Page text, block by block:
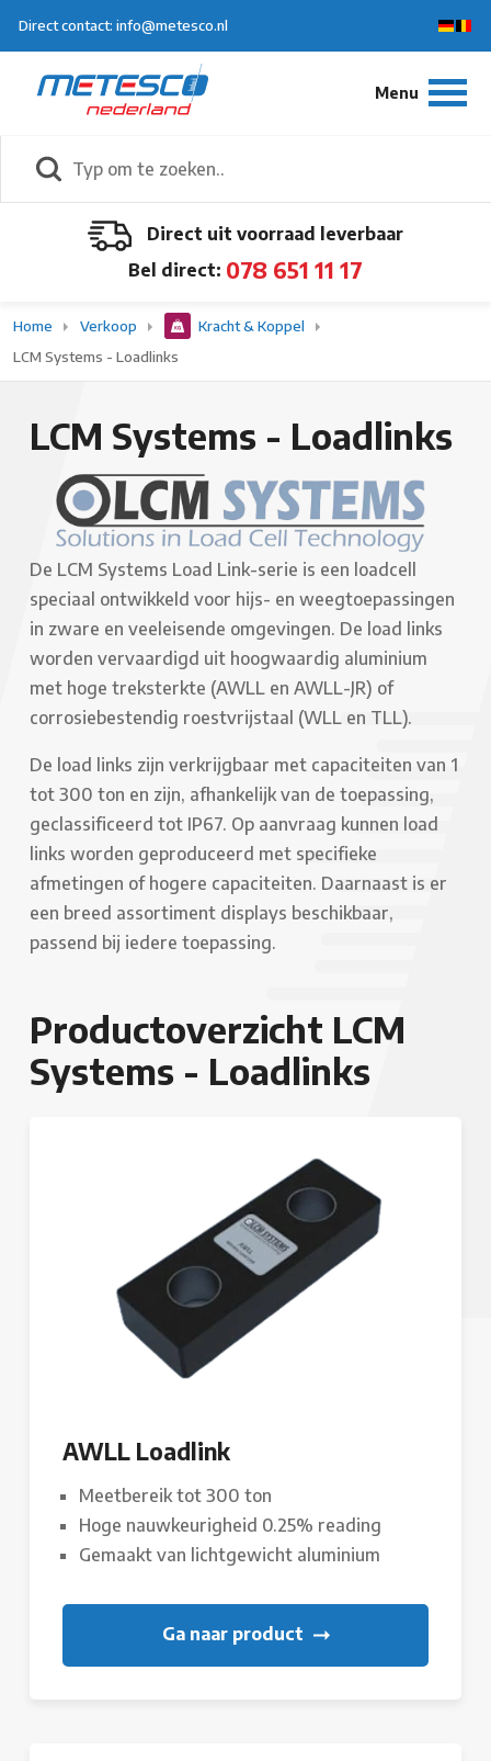
Direct contact: info@metesco.nl
Direct uit voorraad leverbaar
Bel direct: 078 651 11 17
Home Verkoop
Kracht & Koppel
LCM Systems - Loadlinks
LCM Systems - Loadlinks
De LCM Systems Load Link-serie is een loadcell
speciaal ontwikkeld voor hijs- en weegtoepassingen
in zware en veeleisende omgevingen. De load links
worden vervaardigd uit hoogwaardig aluminium
met hoge treksterkte (AWLL en AWLL-JR) of
corrosiebestendig roestvrijstaal (WLL en TLL).
De load links zijn verkrijgbaar met capaciteiten van 1
tot 300 ton en zijn, afhankelijk van de toepassing,
geclassificeerd tot IP67. Op aanvraag kunnen load
links worden geproduceerd met specifieke
afmetingen of hogere capaciteiten. Daarnaast is er
een breed assortiment displays beschikbaar,
passend bij iedere toepassing.
Productoverzicht LCM
Systems - Loadlinks
AWLL Loadlink
Meetbereik tot 300 ton
Hoge nauwkeurigheid 0.25% reading
Gemaakt van lichtgewicht aluminium
Ga naar product